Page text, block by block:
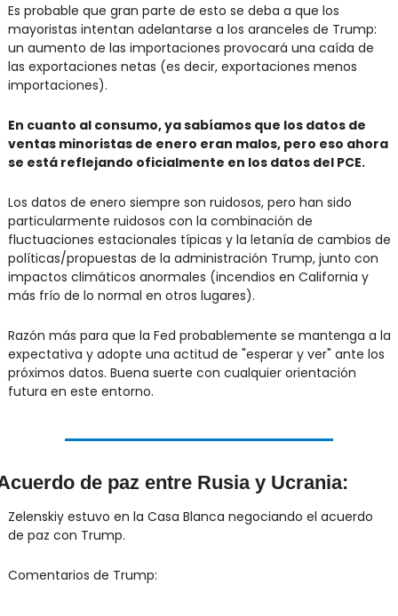
Es probable que gran parte de esto se deba a que los
mayoristas intentan adelantarse a los aranceles de Trump:
un aumento de las importaciones provocará una caída de
las exportaciones netas (es decir, exportaciones menos
importaciones).
En cuanto al consumo, ya sabíamos que los datos de
ventas minoristas de enero eran malos, pero eso ahora
se está reflejando oficialmente en los datos del PCE.
Los datos de enero siempre son ruidosos, pero han sido
particularmente ruidosos con la combinación de
fluctuaciones estacionales típicas y la letanía de cambios de
políticas/propuestas de la administración Trump, junto con
impactos climáticos anormales (incendios en California y
más frío de lo normal en otros lugares).
Razón más para que la Fed probablemente se mantenga a la
expectativa y adopte una actitud de "esperar y ver" ante los
próximos datos. Buena suerte con cualquier orientación
futura en este entorno.
de paz entre Rusia y Ucrania:
Zelenskiy estuvo en la Casa Blanca negociando el acuerdo
de paz con Trump.
Comentarios de Trump: